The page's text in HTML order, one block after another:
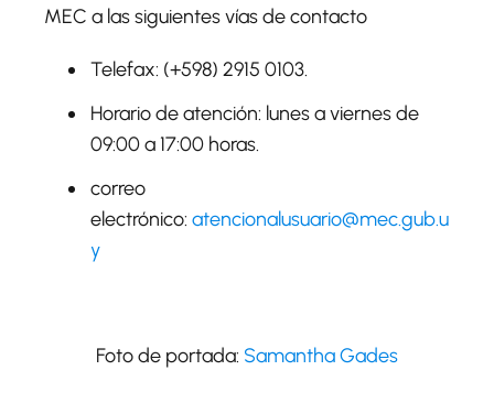
MEC a las siguientes vías de contacto
Telefax: (+598) 2915 0103.
Horario de atención: lunes a viernes de
09:00 a 17:00 horas.
correo
electrónico: atencionalusuario@mec.gub.u
y
Foto de portada: Samantha Gades